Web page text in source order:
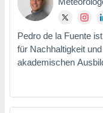
Pedro de la Fuente
für Nachhaltigkeit
akademischen